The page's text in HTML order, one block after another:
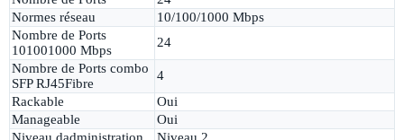
Normes réseau
10/100/1000 Mbps
Nombre de Ports
101001000 Mbps
24
Nombre de Ports combo
SFP RJ45Fibre
4
Rackable
Oui
Manageable
Oui